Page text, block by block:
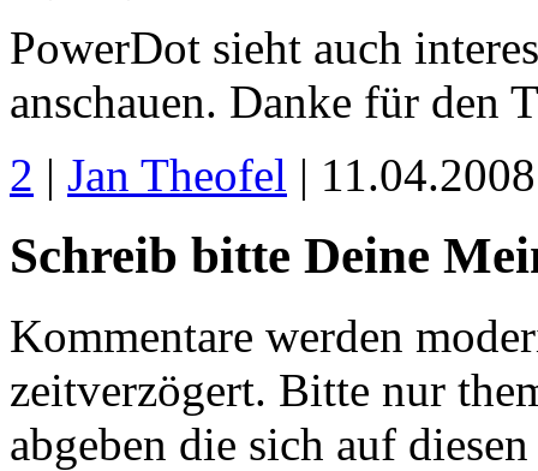
PowerDot sieht auch
anschauen. Danke für den
2 | Jan Theofel |
Schreib bitte Deine
Kommentare werden
zeitverzögert. Bitte nur
abgeben die sich auf